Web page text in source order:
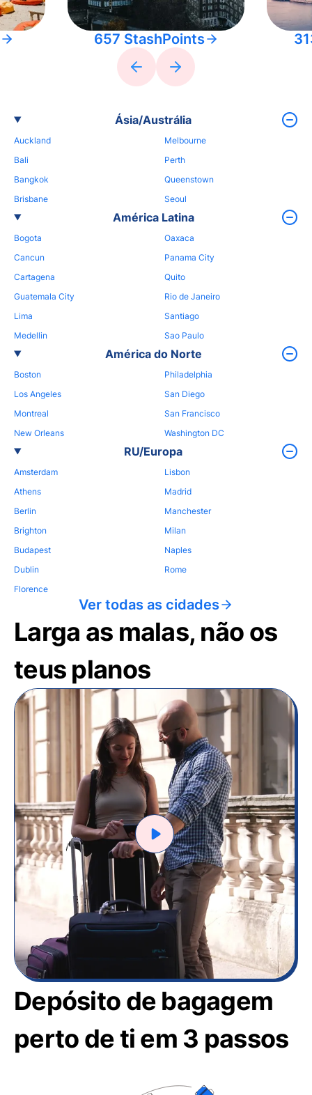
657 StashPoints
Ásia/Austrália
Auckland
Bali
Bangkok
Brisbane
Melbourne
Perth
Queenstown
Seoul
América Latina
Bogota
Cancun
Cartagena
Guatemala City
Lima
Medellin
Oaxaca
Panama City
Quito
Rio de Janeiro
Santiago
Sao Paulo
América do Norte
Boston
Los Angeles
Montreal
New Orleans
Philadelphia
San Diego
San Francisco
Washington DC
RU/Europa
Amsterdam
Athens
Berlin
Brighton
Budapest
Dublin
Florence
Lisbon
Madrid
Manchester
Milan
Naples
Rome
Ver todas as cidades
Larga as malas, não os
teus planos
Depósito de bagagem
perto de ti em 3 passos